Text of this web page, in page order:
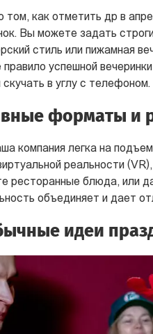
том, как отметить др в
Вы можете задать
стиль или пижамная
правило успешной
в углу с телефоном.
форматы и
компания легка на
реальности
ресторанные блюда, или
объединяет и дает
идеи